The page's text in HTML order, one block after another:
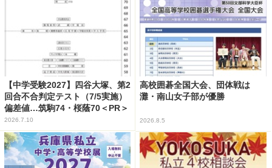
【中学受験2027】四谷大塚、第2
回合不合判定テスト（7/5実施）
偏差値…筑駒74・桜蔭70＜PR＞
2026.7.10
高校囲碁全国大会、団体戦は
灘・南山女子部が優勝
2026.8.5